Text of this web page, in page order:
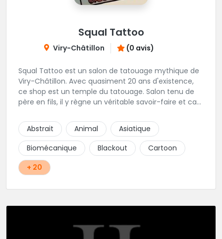
Squal Tattoo
Viry-Châtillon (0 avis)
Squal Tattoo est un salon de tatouage mythique de
Viry-Châtillon. Avec quasiment 20 ans d'existence,
ce shop est un temple du tatouage. Salon tenu de
père en fils, il y règne un véritable savoir-faire et ca
réalisés par les tatoueurs du shop. N'hésitez-plus,
Squal Tattoo est un véritable institution du tatouage
!!
Abstrait Animal
Asiatique
Biomécanique
Blackout
Cartoon
+ 20